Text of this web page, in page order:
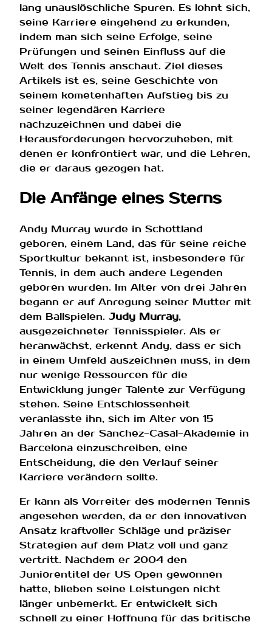
lang unauslöschliche Spuren. Es lohnt sich,
seine Karriere eingehend zu erkunden,
indem man sich seine Erfolge, seine
Prüfungen und seinen Einfluss auf die
Welt des Tennis anschaut. Ziel dieses
Artikels ist es, seine Geschichte von
seinem kometenhaften Aufstieg bis zu
seiner legendären Karriere
nachzuzeichnen und dabei die
Herausforderungen hervorzuheben, mit
denen er konfrontiert war, und die Lehren,
die er daraus gezogen hat.
Die Anfänge eines Sterns
Andy Murray wurde in Schottland
geboren, einem Land, das für seine reiche
Sportkultur bekannt ist, insbesondere für
Tennis, in dem auch andere Legenden
geboren wurden. Im Alter von drei Jahren
begann er auf Anregung seiner Mutter mit
dem Ballspielen. Judy Murray,
ausgezeichneter Tennisspieler. Als er
heranwächst, erkennt Andy, dass er sich
in einem Umfeld auszeichnen muss, in dem
nur wenige Ressourcen für die
Entwicklung junger Talente zur Verfügung
stehen. Seine Entschlossenheit
veranlasste ihn, sich im Alter von 15
Jahren an der Sanchez-Casal-Akademie in
Barcelona einzuschreiben, eine
Entscheidung, die den Verlauf seiner
Karriere verändern sollte.
Er kann als Vorreiter des modernen Tennis
angesehen werden, da er den innovativen
Ansatz kraftvoller Schläge und präziser
Strategien auf dem Platz voll und ganz
vertritt. Nachdem er 2004 den
Juniorentitel der US Open gewonnen
hatte, blieben seine Leistungen nicht
länger unbemerkt. Er entwickelt sich
schnell zu einer Hoffnung für das britische